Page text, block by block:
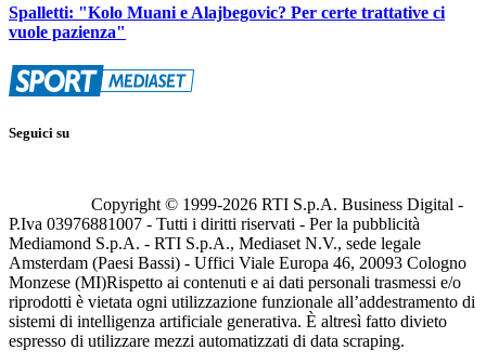
Spalletti: "Kolo Muani e Alajbegovic? Per certe trattative ci
vuole pazienza"
Seguici su
Copyright © 1999-2026 RTI S.p.A. Business Digital -
P.Iva 03976881007 - Tutti i diritti riservati - Per la pubblicità
Mediamond S.p.A. - RTI S.p.A., Mediaset N.V., sede legale
Amsterdam (Paesi Bassi) - Uffici Viale Europa 46, 20093 Cologno
Monzese (MI)Rispetto ai contenuti e ai dati personali trasmessi e/o
riprodotti è vietata ogni utilizzazione funzionale all’addestramento di
sistemi di intelligenza artificiale generativa. È altresì fatto divieto
espresso di utilizzare mezzi automatizzati di data scraping.